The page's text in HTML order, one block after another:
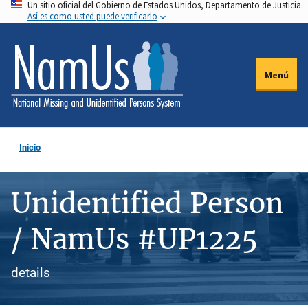
Pasar
al
contenido
principal
Un sitio oficial del Gobierno de Estados Unidos, Departamento de Justicia.
Así es como usted puede verificarlo
Menú
Inicio
Unidentified Person
/ NamUs #UP1225
details